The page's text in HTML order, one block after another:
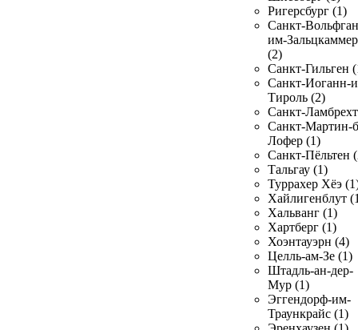
Ригерсбург (1)
Санкт-
им-
(2)
Санкт-Гильген
Санкт-Иоганн-
Тироль (2)
Санкт-
Санкт-Мартин-
Лофер (1)
Санкт-Пёльтен
Тальгау (1)
Туррахер Хёэ
Хайлигенблут
Хальванг (1)
Хартберг (1)
Хоэнтауэрн (4)
Целль-ам-Зе (1)
Штадль-ан-дер-
Мур (1)
Эггендорф-им-
Траункрайс (1)